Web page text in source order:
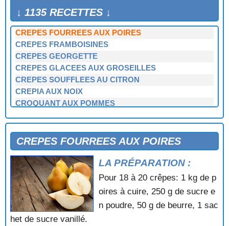
↓ 1135 RECETTES ↓
CREPES FOURREES
CREPES FOURREES AUX FRAMBOISES
CREPES FOURREES AUX POIRES
CREPES FRAMBOISINES
CREPES GEORGETTE
CREPES GLACEES AUX GROSEILLES
CREPES SOUFFLEES AU CITRON
CREPIA AUX NOIX
CROQUANT AUX POMMES
CROUSTILLANT A LA BANANE
CROUTE AU FLAN AUX POIRES
CROUTE AUX CERISES
CROUTES AUX GROSEILLES
CRUMBLE A LA RHUBARBE
CRUMBLE FRUITE AU MUESLI
CUBES DE CHOCOLAT AUX AMANDES
DATTES FOURREES
CREPES FOURREES AUX POIRES
LA PRÉPARATION :
Pour 18 à 20 crêpes: 1 kg de p
oires à cuire, 250 g de sucre e
n poudre, 50 g de beurre, 1 sac
het de sucre vanillé.